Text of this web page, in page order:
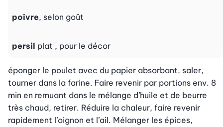
poivre, selon goût
persil plat , pour le décor
éponger le poulet avec du papier absorbant, saler,
tourner dans la farine. Faire revenir par portions env. 8
min en remuant dans le mélange d’huile et de beurre
très chaud, retirer. Réduire la chaleur, faire revenir
rapidement l’oignon et l’ail. Mélanger les épices,